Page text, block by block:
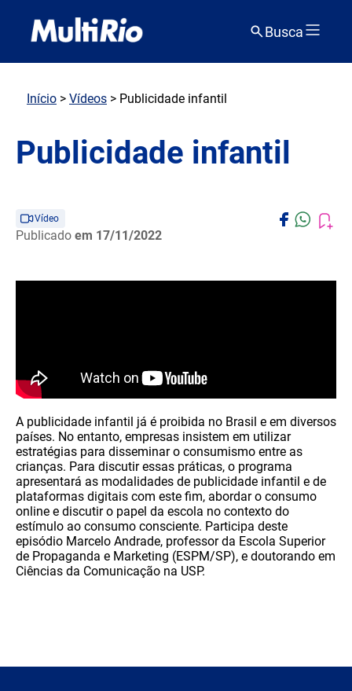
Busca
Início > Vídeos > Publicidade infantil
Publicidade infantil
Vídeo
Publicado em 17/11/2022
A publicidade infantil já é proibida no Brasil e em diversos
países. No entanto, empresas insistem em utilizar
estratégias para disseminar o consumismo entre as
crianças. Para discutir essas práticas, o programa
apresentará as modalidades de publicidade infantil e de
plataformas digitais com este fim, abordar o consumo
online e discutir o papel da escola no contexto do
estímulo ao consumo consciente. Participa deste
episódio Marcelo Andrade, professor da Escola Superior
de Propaganda e Marketing (ESPM/SP), e doutorando em
Ciências da Comunicação na USP.